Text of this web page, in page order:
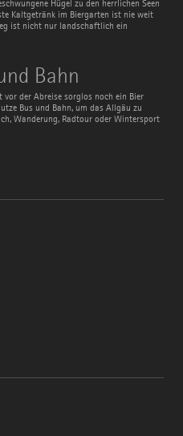
Hügel zu den herrlichen Seen
Kaltgetränk im Biergarten ist nie weit
ist nicht nur landschaftlich ein
Bahn
vor der Abreise sorglos noch ein Bier
Bus und Bahn, um das Allgäu zu
Wanderung, Radtour oder Wintersport